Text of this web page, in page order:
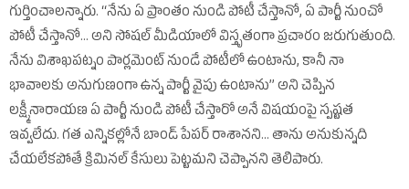
గుర్తించాలన్నారు. ‘‘నేను ఏ ప్రాంతం నుండి పోటీ చేస్తానో, ఏ పార్టీ నుంచో
పోటీ చేస్తానో... అని సోషల్‌ మీడియాలో విస్తృతంగా ప్రచారం జరుగుతుంది.
నేను విశాఖపట్నం పార్లమెంట్‌ నుండే పోటీలో ఉంటాను, కానీ నా
భావాలకు అనుగుణంగా ఉన్న పార్టీ వైపు ఉంటాను’’ అని చెప్పిన
లక్ష్మీనారాయణ ఏ పార్టీ నుండి పోటీ చేస్తారో అనే విషయంపై స్పష్టత
ఇవ్వలేదు. గత ఎన్నికల్లోనే బాండ్‌ పేపర్‌ రాశానని... తాను అనుకున్నది
చేయలేకపోతే క్రిమినల్‌ కేసులు పెట్టమని చెప్పానని తెలిపారు.